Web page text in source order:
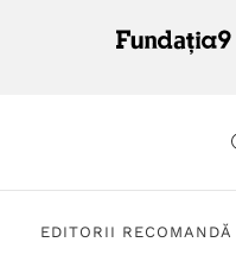
EDITORII RECOMANDĂ